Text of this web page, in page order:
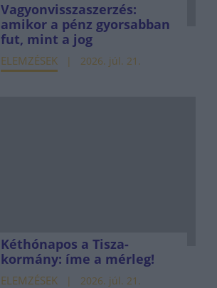
Vagyonvisszaszerzés:
amikor a pénz gyorsabban
fut, mint a jog
ELEMZÉSEK 2026. júl. 21.
Kéthónapos a Tisza-
kormány: íme a mérleg!
ELEMZÉSEK 2026. júl. 21.